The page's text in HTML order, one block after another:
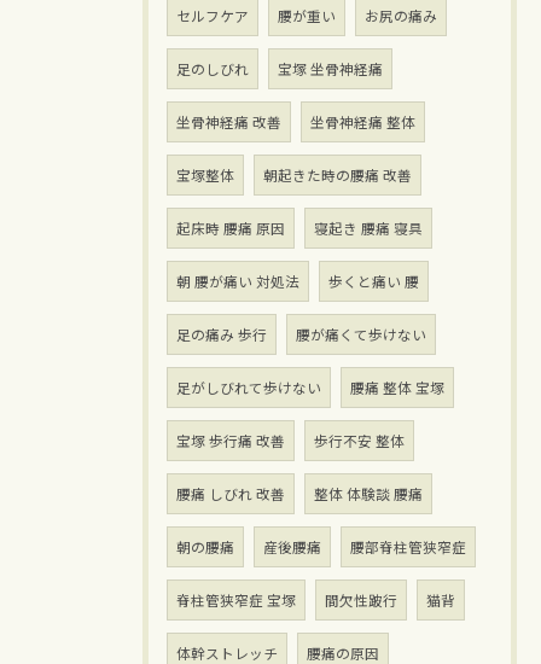
セルフケア 腰が重い お尻の痛み
足のしびれ 宝塚 坐骨神経痛
坐骨神経痛 改善 坐骨神経痛 整体
宝塚整体 朝起きた時の腰痛 改善
起床時 腰痛 原因 寝起き 腰痛 寝具
朝 腰が痛い 対処法 歩くと痛い 腰
足の痛み 歩行 腰が痛くて歩けない
足がしびれて歩けない 腰痛 整体 宝塚
宝塚 歩行痛 改善 歩行不安 整体
腰痛 しびれ 改善 整体 体験談 腰痛
朝の腰痛 産後腰痛 腰部脊柱管狭窄症
脊柱管狭窄症 宝塚 間欠性跛行 猫背
体幹ストレッチ 腰痛の原因